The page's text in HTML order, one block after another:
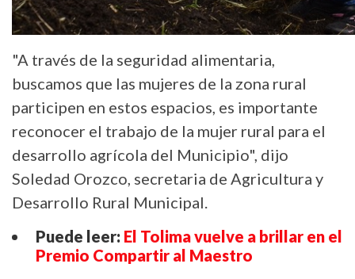
"A través de la seguridad alimentaria,
buscamos que las mujeres de la zona rural
participen en estos espacios, es importante
reconocer el trabajo de la mujer rural para el
desarrollo agrícola del Municipio", dijo
Soledad Orozco, secretaria de Agricultura y
Desarrollo Rural Municipal.
Puede leer: El Tolima vuelve a brillar en el
Premio Compartir al Maestro